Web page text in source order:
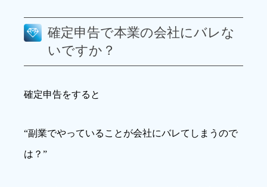
確定申告で本業の会社にバレな
いですか？
確定申告をすると
“副業でやっていることが会社にバレてしまうので
は？”